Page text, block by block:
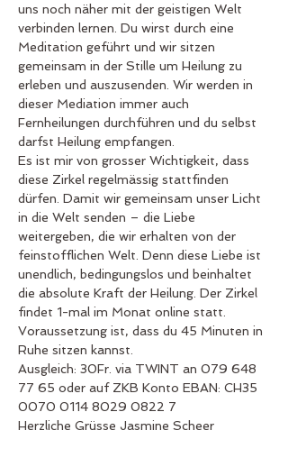
uns noch näher mit der geistigen Welt
verbinden lernen. Du wirst durch eine
Meditation geführt und wir sitzen
gemeinsam in der Stille um Heilung zu
erleben und auszusenden. Wir werden in
dieser Mediation immer auch
Fernheilungen durchführen und du selbst
darfst Heilung empfangen.
Es ist mir von grosser Wichtigkeit, dass
diese Zirkel regelmässig stattfinden
dürfen. Damit wir gemeinsam unser Licht
in die Welt senden – die Liebe
weitergeben, die wir erhalten von der
feinstofflichen Welt. Denn diese Liebe ist
unendlich, bedingungslos und beinhaltet
die absolute Kraft der Heilung. Der Zirkel
findet 1-mal im Monat online statt.
Voraussetzung ist, dass du 45 Minuten in
Ruhe sitzen kannst.
Ausgleich: 30Fr. via TWINT an 079 648
77 65 oder auf ZKB Konto EBAN: CH35
0070 0114 8029 0822 7
Herzliche Grüsse Jasmine Scheer